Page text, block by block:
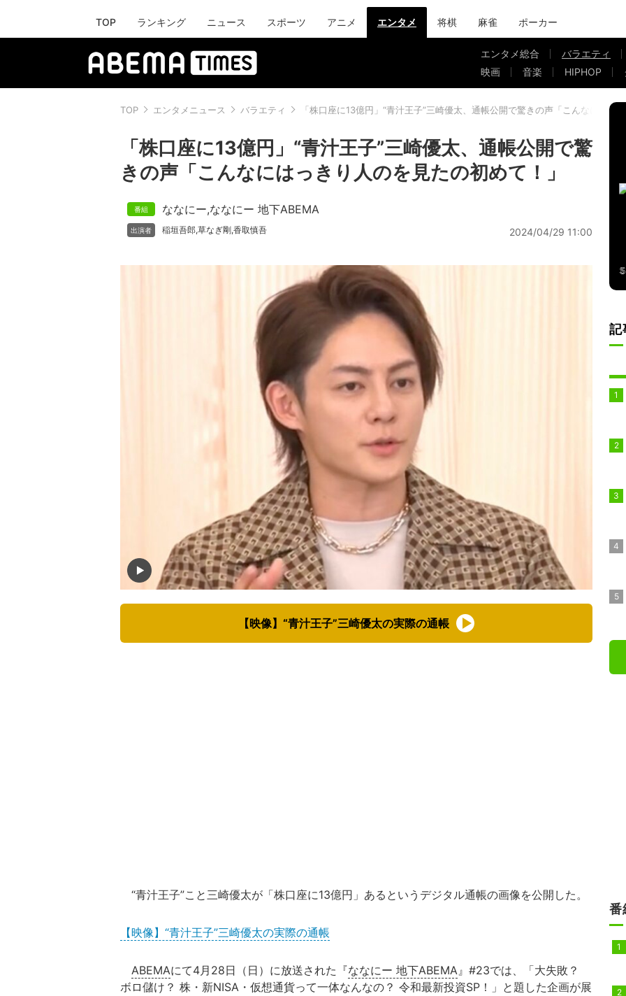
TOP ランキング ニュース スポーツ アニメ エンタメ 将棋 麻雀 ポーカー
エンタメ総合
バラエティ
映画
音楽 HIPHOP
TOP エンタメニュース バラエティ 「株口座に13億円」“青汁王子”三崎優太、通帳公開で驚きの声「こんなにはっ
「株口座に13億円」“青汁王子”三崎優太、通帳公開で驚
きの声「こんなにはっきり人のを見たの初めて！」
ななにー,ななにー 地下ABEMA
稲垣吾郎,草なぎ剛,香取慎吾 2024/04/29 11:00
【映像】“青汁王子”三崎優太の実際の通帳
“青汁王子”こと三崎優太が「株口座に13億円」あるというデジタル通帳の画像を公開した。
【映像】“青汁王子”三崎優太の実際の通帳
ABEMAにて4月28日（日）に放送された『ななにー 地下ABEMA』#23では、「大失敗？
ボロ儲け？ 株・新NISA・仮想通貨って一体なんなの？ 令和最新投資SP！」と題した企画が展
記
番